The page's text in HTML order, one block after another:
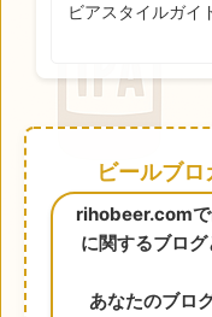
ビアスタイルガイ
ビールブロ
rihobeer.comで
に関するブロ
あなたのブロ